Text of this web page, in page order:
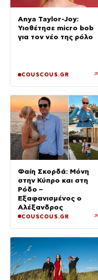
Anya Taylor-Joy:
Υιοθέτησε micro bob
για τον νέο της ρόλο
COUSCOUS.GR ↗
Φαίη Σκορδά: Μόνη
στην Κύπρο και στη
Ρόδο –
Εξαφανισμένος ο
Αλέξανδρος
COUSCOUS.GR ↗